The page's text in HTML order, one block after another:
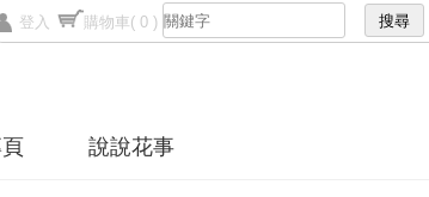
登入 購物車( 0 )
說說花事